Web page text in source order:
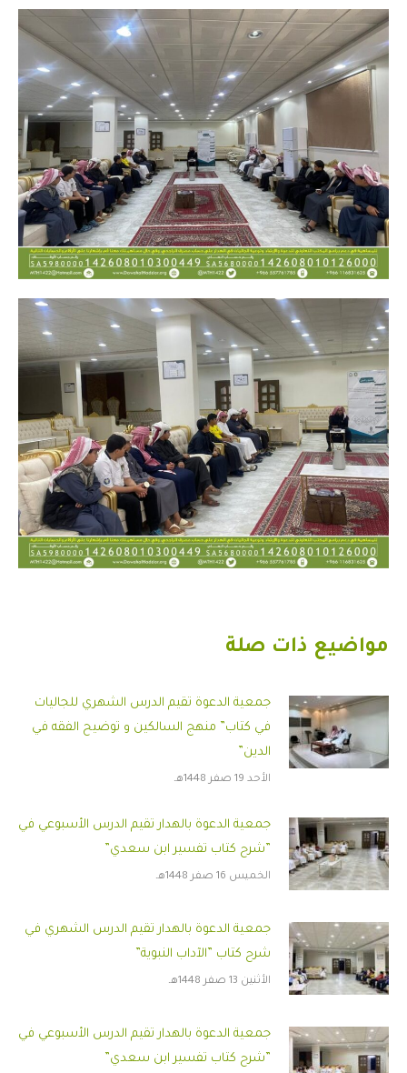
مواضيع ذات صلة
جمعية الدعوة تقيم الدرس الشهري للجاليات
في كتاب” منهج السالكين و توضيح الفقه في
الدين”
الأحد 19 صفر 1448هـ
جمعية الدعوة بالهدار تقيم الدرس الأسبوعي في
”شرح كتاب تفسير ابن سعدي”
الخميس 16 صفر 1448هـ
جمعية الدعوة بالهدار تقيم الدرس الشهري في
شرح كتاب ”الآداب النبوية”
الأثنين 13 صفر 1448هـ
جمعية الدعوة بالهدار تقيم الدرس الأسبوعي في
”شرح كتاب تفسير ابن سعدي”